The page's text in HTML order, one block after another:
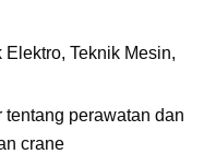
Teknik Mesin,
perawatan dan
crane